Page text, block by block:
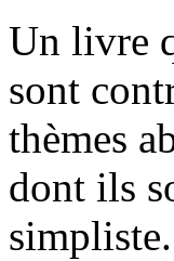
Un livre
sont
thèmes
dont ils
simpliste.